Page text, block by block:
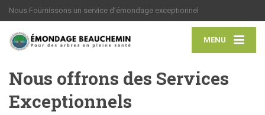
Nous Fournissons un service d’émondage exceptionnel
MENU
Nous offrons des Services
Exceptionnels